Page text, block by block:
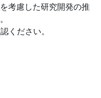
考慮した研究開発の推
ください。